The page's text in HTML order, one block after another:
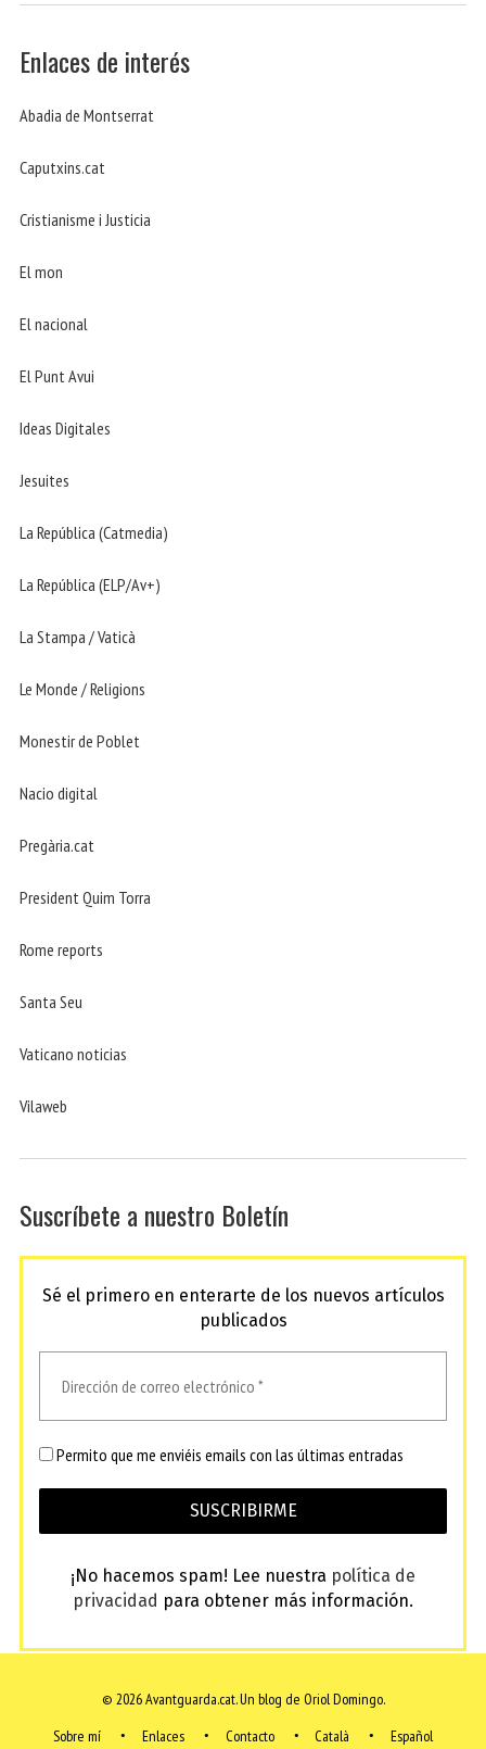
Enlaces de interés
Abadia de Montserrat
Caputxins.cat
Cristianisme i Justicia
El mon
El nacional
El Punt Avui
Ideas Digitales
Jesuites
La República (Catmedia)
La República (ELP/Av+)
La Stampa / Vaticà
Le Monde / Religions
Monestir de Poblet
Nacio digital
Pregària.cat
President Quim Torra
Rome reports
Santa Seu
Vaticano noticias
Vilaweb
Suscríbete a nuestro Boletín
Sé el primero en enterarte de los nuevos artículos
publicados
Permito que me enviéis emails con las últimas entradas
¡No hacemos spam! Lee nuestra política de
privacidad para obtener más información.
© 2026 Avantguarda.cat.Un blog de Oriol Domingo.
Sobre mí
Enlaces Contacto Català Español